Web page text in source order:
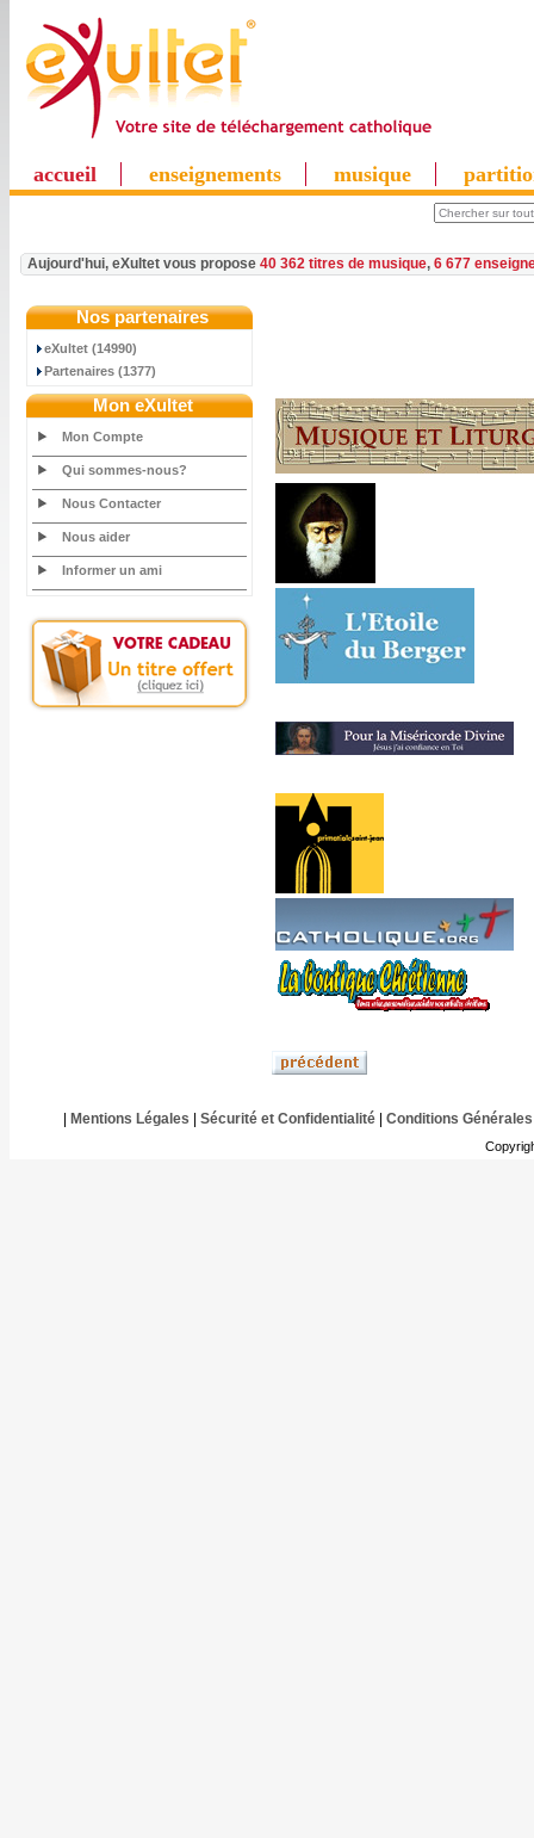
accueil enseignements musique
Aujourd'hui, eXultet vous propose 40 362 titres de musique, 6 677
Nos partenaires
eXultet (14990)
Partenaires (1377)
Mon eXultet
Mon Compte
Qui sommes-nous?
Nous Contacter
Nous aider
Informer un ami
Mentions Légales Sécurité et Confidentialité| Conditions Générales